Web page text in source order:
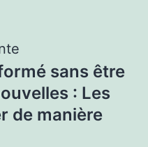
sans être
: Les
de manière